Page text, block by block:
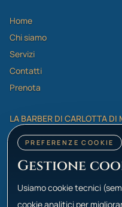
Home
Chi siamo
Servizi
Contatti
Prenota
LA BARBER DI CARLOTTA DI
Via Tricesimo 3/E - 33100 -
PREFERENZE COOKIE
Gestione
Usiamo cookie tecnici
cookie analitici per